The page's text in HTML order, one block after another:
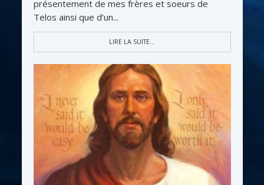
présentement de mes frères et soeurs de
Telos ainsi que d’un...
LIRE LA SUITE...